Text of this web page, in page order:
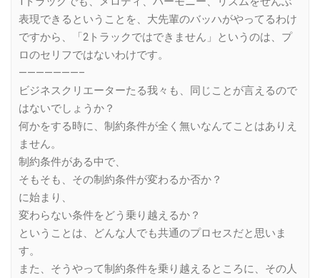
表現できるということを、大先輩のバッハがやってるわけ
ですから、「2トラックではできません」というのは、プ
ロのセリフではないわけです。
———————–
ビジネスクリエーターたる我々も、同じことが言えるので
はないでしょうか？
何かをする時に、制約条件が全く無いなんてことはありえ
ません。
制約条件がある中で、
そもそも、その制約条件が変わるか否か？
に始まり、
変わらない条件をどう乗り越えるか？
ということは、どんな人でも共通のプロセスだと思いま
す。
また、そうやって制約条件を乗り越えるところに、その人